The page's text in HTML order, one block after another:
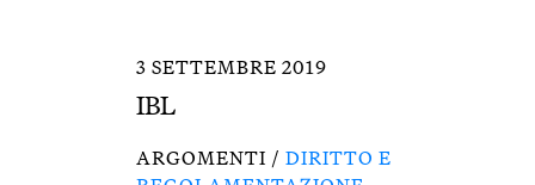
3 SETTEMBRE 2019
IBL
ARGOMENTI / DIRITTO E